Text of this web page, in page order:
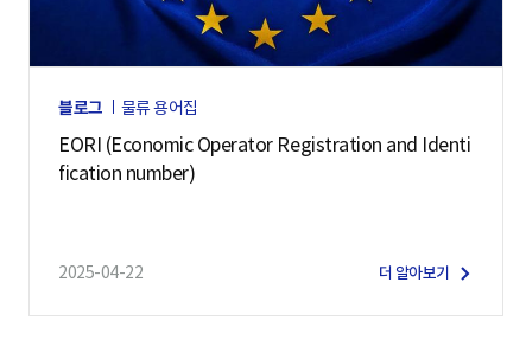
블로그 물류 용어집
EORI (Economic Operator Registration and Identi
fication number)
2025-04-22 더 알아보기